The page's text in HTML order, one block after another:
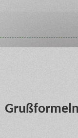
Grußformeln